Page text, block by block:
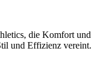
die Komfort und
und Effizienz vereint.